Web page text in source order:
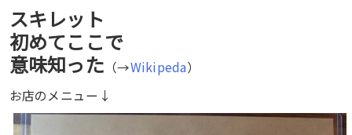
スキレット
初めてここで
意味知った （→Wikipeda）
お店のメニュー↓